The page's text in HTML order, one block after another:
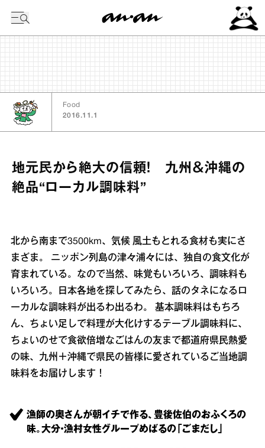
Food
2016.11.1
地元民から絶大の信頼！ 九州＆沖縄の
絶品“ローカル調味料”
北から南まで3500km、気候 風土もとれる食材も実にさ
まざま。 ニッポン列島の津々浦々には、独自の食文化が
育まれている。なので当然、味覚もいろいろ、調味料も
いろいろ。日本各地を探してみたら、話のタネになるロ
ーカルな調味料が出るわ出るわ。 基本調味料はもちろ
ん、ちょい足しで料理が大化けするテーブル調味料に、
ちょいのせで食欲倍増なごはんの友まで都道府県民熱愛
の味、九州＋沖縄で県民の皆様に愛されているご当地調
味料をお届けします！
漁師の奥さんが朝イチで作る、豊後佐伯のおふくろの
味。大分・漁村女性グループめばるの「ごまだし」